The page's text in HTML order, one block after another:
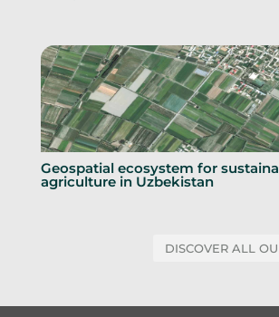
Geospatial ecosystem for
agriculture in Uzbekistan
DISCOVER ALL